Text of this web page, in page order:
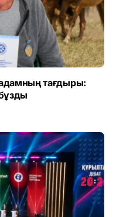
тағдыры: